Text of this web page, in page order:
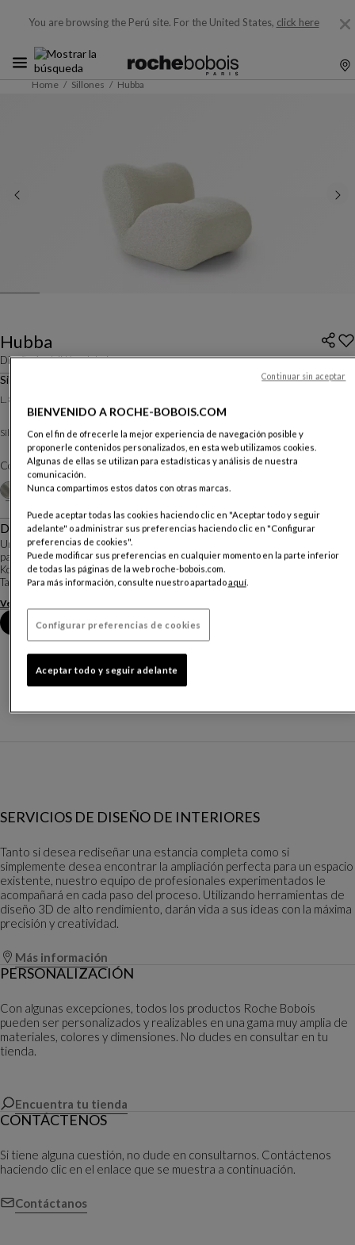
You are browsing the Perú site. For the United States, click here
Home Sillones Hubba
Hubba
DiseñoAndrii Kovalskyi
Sillón
L. 84 X A. 74 X P. 98 Cm
Sillon : Tela Smile Flex Otros materiales
Color :Ecru
+20
Descripción
Un diseño elegantemente refinado y formas audazmente voluminosas que
parecen envueltas en una sola pieza de tela: el diseñador ucraniano Andrii
Kovalskyi imaginó el sillón Hubba como una invitación perfecta a la relajación.
También redondeado, el peq...
Ver más
Reserva una cita en tienda
SERVICIOS DE DISEÑO DE INTERIORES
Tanto si desea rediseñar una estancia completa como si
simplemente desea encontrar la ampliación perfecta para un espacio
existente, nuestro equipo de profesionales experimentados le
acompañará en cada paso del proceso. Utilizando herramientas de
diseño 3D de alto rendimiento, darán vida a sus ideas con la máxima
precisión y creatividad.
Más información
PERSONALIZACIÓN
Con algunas excepciones, todos los productos Roche Bobois
pueden ser personalizados y realizables en una gama muy amplia de
materiales, colores y dimensiones. No dudes en consultar en tu
tienda.
Encuentra tu tienda
CONTÁCTENOS
Si tiene alguna cuestión, no dude en consultarnos. Contáctenos
haciendo clic en el enlace que se muestra a continuación.
Contáctanos
BIENVENIDO A ROCHE-BOBOIS.COM
Con el fin de ofrecerle la mejor experiencia de navegación posible y
proponerle contenidos personalizados, en esta web utilizamos cookies.
Algunas de ellas se utilizan para estadísticas y análisis de nuestra
comunicación.
Nunca compartimos estos datos con otras marcas.
Puede aceptar todas las cookies haciendo clic en "Aceptar todo y seguir
adelante" o administrar sus preferencias haciendo clic en "Configurar
preferencias de cookies".
Puede modificar sus preferencias en cualquier momento en la parte inferior
de todas las páginas de la web roche-bobois.com.
Para más información, consulte nuestro apartadoaquí.
Configurar preferencias de cookies
Aceptar todo y seguir adelante
Continuar sin aceptar